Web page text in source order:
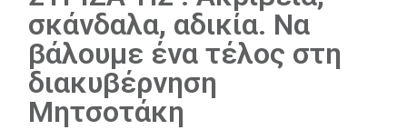
σκάνδαλα, αδικία. Να
βάλουμε ένα τέλος στη
διακυβέρνηση
Μητσοτάκη